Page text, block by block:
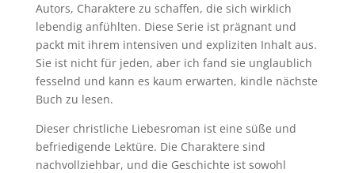
Autors, Charaktere zu schaffen, die sich wirklich
lebendig anfühlten. Diese Serie ist prägnant und
packt mit ihrem intensiven und expliziten Inhalt aus.
Sie ist nicht für jeden, aber ich fand sie unglaublich
fesselnd und kann es kaum erwarten, kindle nächste
Buch zu lesen.
Dieser christliche Liebesroman ist eine süße und
befriedigende Lektüre. Die Charaktere sind
nachvollziehbar, und die Geschichte ist sowohl